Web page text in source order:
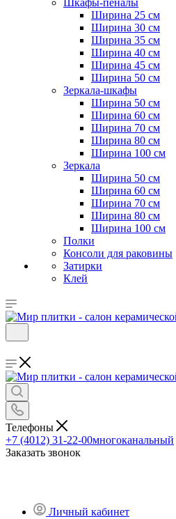
Шкафы-пеналы
Ширина 25 см
Ширина 30 см
Ширина 35 см
Ширина 40 см
Ширина 45 см
Ширина 50 см
Зеркала-шкафы
Ширина 50 см
Ширина 60 см
Ширина 70 см
Ширина 80 см
Ширина 100 см
Зеркала
Ширина 50 см
Ширина 60 см
Ширина 70 см
Ширина 80 см
Ширина 100 см
Полки
Консоли для раковины
Затирки
Клей
Телефоны
+7 (4012) 31-22-00многоканальный
Заказать звонок
Личный кабинет